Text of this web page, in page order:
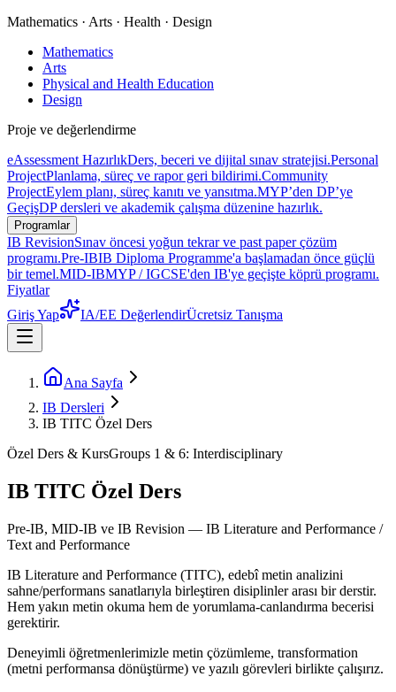
Mathematics · Arts · Health · Design
Mathematics
Arts
Physical and Health Education
Design
Proje ve değerlendirme
eAssessment HazırlıkDers, beceri ve dijital sınav stratejisi.Personal
ProjectPlanlama, süreç ve rapor geri bildirimi.Community
ProjectEylem planı, süreç kanıtı ve yansıtma.MYP’den DP’ye
GeçişDP dersleri ve akademik çalışma düzenine hazırlık.
Programlar
IB RevisionSınav öncesi yoğun tekrar ve past paper çözüm
programı.Pre-IBIB Diploma Programme'a başlamadan önce güçlü
bir temel.MID-IBMYP / IGCSE'den IB'ye geçişte köprü programı.
Fiyatlar
Giriş Yap
IA/EE DeğerlendirÜcretsiz Tanışma
Ana Sayfa
IB Dersleri
IB TITC Özel Ders
Özel Ders & KursGroups 1 & 6: Interdisciplinary
IB TITC Özel Ders
Pre-IB, MID-IB ve IB Revision — IB Literature and Performance /
Text and Performance
IB Literature and Performance (TITC), edebî metin analizini
sahne/performans sanatlarıyla birleştiren disiplinler arası bir derstir.
Hem yakın metin okuma hem de yorumlama-canlandırma becerisi
gerektirir.
Deneyimli öğretmenlerimizle metin çözümleme, transformation
(metni performansa dönüştürme) ve yazılı görevleri birlikte çalışırız.